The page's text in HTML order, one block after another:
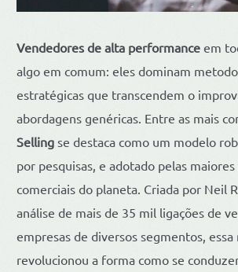
Vendedores de alta performance em
algo em comum: eles dominam
estratégicas que transcendem o
abordagens genéricas. Entre as mais
Selling se destaca como um modelo
por pesquisas, e adotado pelas
comerciais do planeta. Criada por Neil
análise de mais de 35 mil ligações de
empresas de diversos segmentos,
revolucionou a forma como se